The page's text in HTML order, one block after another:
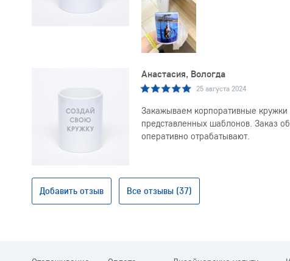
Анастасия, Вологда
25 августа 2024
Закажываем корпоративные
представленных шаблонов. Заказ
оперативно отрабатывают.
Добавить отзыв Все отзывы (37)